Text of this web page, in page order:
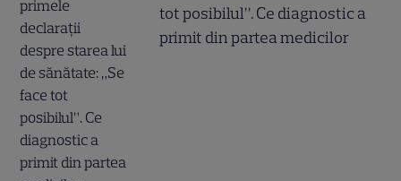
tot posibilul”. Ce diagnostic a
primit din partea medicilor